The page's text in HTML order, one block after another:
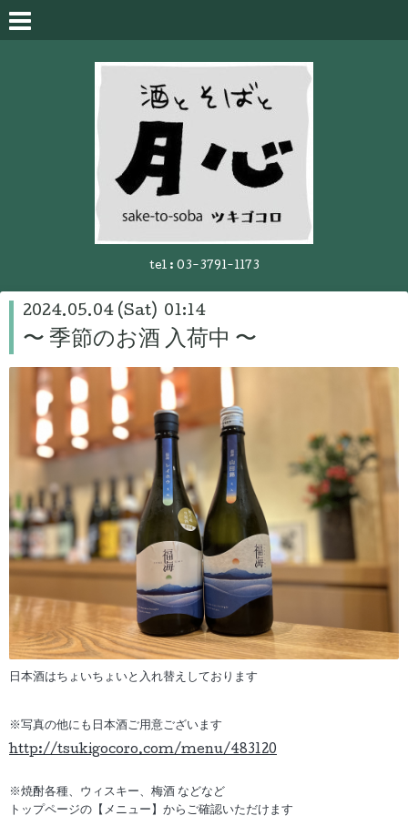
tel : 03-3791-1173
2024.05.04 (Sat) 01:14
〜 季節のお酒 入荷中 〜
日本酒はちょいちょいと入れ替えしております
※写真の他にも日本酒ご用意ございます
http://tsukigocoro.com/menu/483120
※焼酎各種、ウィスキー、梅酒 などなど
トップページの【メニュー】からご確認いただけます